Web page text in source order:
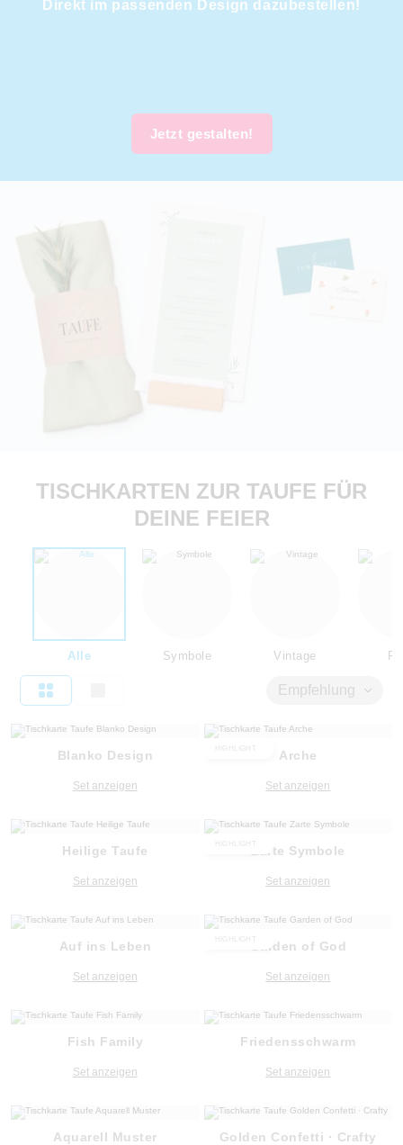
Direkt im passenden Design dazubestellen!
Jetzt gestalten!
TISCHKARTEN ZUR TAUFE FÜR
DEINE FEIER
Alle Symbole Vintage
Empfehlung
Blanko Design
Set anzeigen
Arche
Set anzeigen
Heilige Taufe
Set anzeigen
Zarte Symbole
Set anzeigen
Auf ins Leben
Set anzeigen
Garden of God
Set anzeigen
Fish Family
Set anzeigen
Friedensschwarm
Set anzeigen
Aquarell Muster Golden Confetti · Crafty